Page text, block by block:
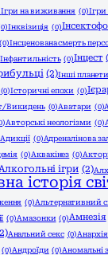
Ігри на виживання (0)Ігри
Інквізиція (0)
(0)Інсценована смерть
Інфантильність (0)Інцест
(2)Інші планети
(0)Історичні епохи (0)
Викидень (0)Аватари (0)
Авторські неологізми (0)
Адикції (0)Адреналінова
(0)Аквакінез (0)
Алкогольні ігри (2)
історія
(0)Альтернативний
(0)Амазонки (0)Амнезія
Анальний секс (0)Анархія
(0)Андроїди (0)Аномальні